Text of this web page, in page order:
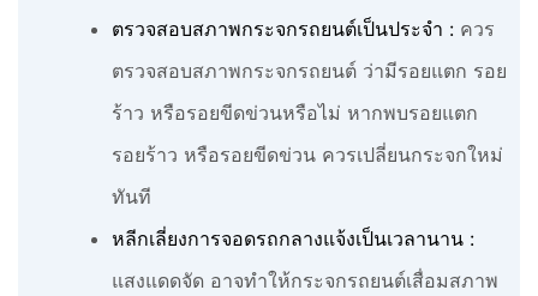
ตรวจสอบสภาพกระจกรถยนต์เป็นประจำ : ควร
ตรวจสอบสภาพกระจกรถยนต์ ว่ามีรอยแตก รอย
ร้าว หรือรอยขีดข่วนหรือไม่ หากพบรอยแตก
รอยร้าว หรือรอยขีดข่วน ควรเปลี่ยนกระจกใหม่
ทันที
หลีกเลี่ยงการจอดรถกลางแจ้งเป็นเวลานาน :
แสงแดดจัด อาจทำให้กระจกรถยนต์เสื่อมสภาพ